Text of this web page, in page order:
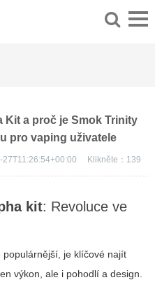
Kit a proč je Smok Trinity
pro vaping uživatele
Klikněte： 139
kit: Revoluce ve
je klíčové najít
výkon, ale i pohodlí a design.